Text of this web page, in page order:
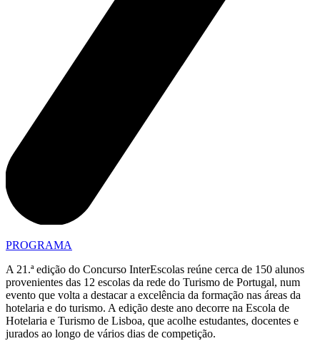
PROGRAMA
A 21.ª edição do Concurso InterEscolas reúne cerca de 150 alunos
provenientes das 12 escolas da rede do Turismo de Portugal, num
evento que volta a destacar a excelência da formação nas áreas da
hotelaria e do turismo. A edição deste ano decorre na Escola de
Hotelaria e Turismo de Lisboa, que acolhe estudantes, docentes e
jurados ao longo de vários dias de competição.